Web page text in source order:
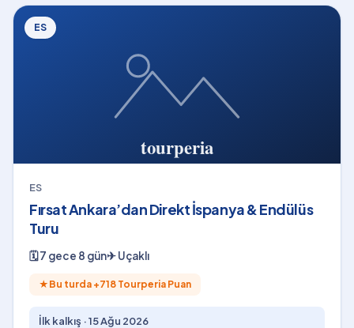
ES
ES
Fırsat Ankara’dan Direkt İspanya & Endülüs
Turu
🗓7 gece 8 gün✈Uçaklı
★ Bu turda +718 Tourperia Puan
İlk kalkış ·15 Ağu 2026